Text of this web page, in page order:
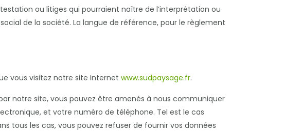
ou litiges qui pourraient naître de l’interprétation ou
de la société. La langue de référence, pour le règlement
vous visitez notre site Internet www.sudpaysage.fr.
notre site, vous pouvez être amenés à nous communiquer
et votre numéro de téléphone. Tel est le cas
tous les cas, vous pouvez refuser de fournir vos données